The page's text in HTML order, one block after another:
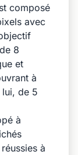
composé
avec
8
et
à
de 5
à
à